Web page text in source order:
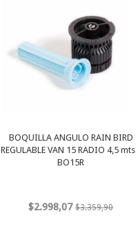
BOQUILLA ANGULO RAIN BIRD
REGULABLE VAN 15 RADIO 4,5 mts
BO15R
$2.998,07 $3.359,90